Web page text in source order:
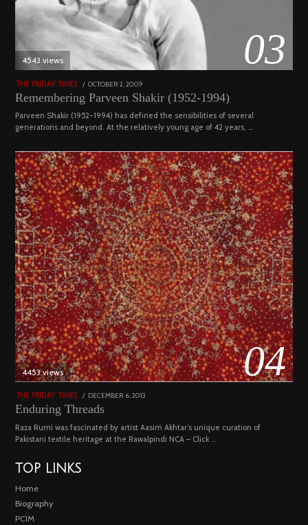
03
4543 views
THE FRIDAY TIMES
POSTED
ON
OCTOBER 2, 2009
29,
2022
Remembering Parveen Shakir (1952-1994)
Parveen Shakir (1952-1994) has defined the sensibilities of several
generations and beyond. At the relatively young age of 42 years, …
04
4453 views
THE FRIDAY TIMES
POSTED
DECEMBER 6, 2013
Enduring Threads
Raza Rumi was fascinated by artist Aasim Akhtar’s unique curation of
Pakistani textile heritage at the Rawalpindi NCA – Click …
TOP LINKS
Home
Biography
PCIM